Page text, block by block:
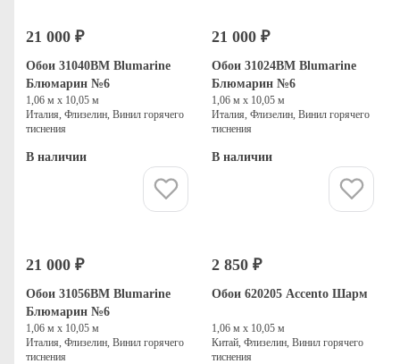
21 000 ₽
Обои 31040BM Blumarine
Блюмарин №6
1,06 м х 10,05 м
Италия, Флизелин, Винил горячего
тиснения
В наличии
21 000 ₽
Обои 31024BM Blumarine
Блюмарин №6
1,06 м х 10,05 м
Италия, Флизелин, Винил горячего
тиснения
В наличии
21 000 ₽
Обои 31056BM Blumarine
Блюмарин №6
1,06 м х 10,05 м
Италия, Флизелин, Винил горячего
тиснения
2 850 ₽
Обои 620205 Accento Шарм
1,06 м х 10,05 м
Китай, Флизелин, Винил горячего
тиснения